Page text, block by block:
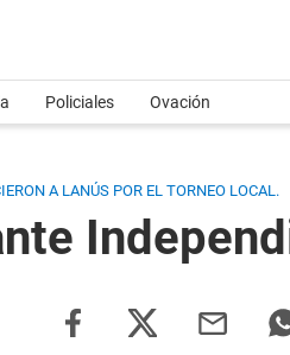
Policiales Ovación
A LANÚS POR EL TORNEO LOCAL.